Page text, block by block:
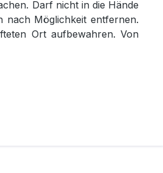
Darf nicht in die Hände
nach Möglichkeit entfernen.
Ort aufbewahren. Von